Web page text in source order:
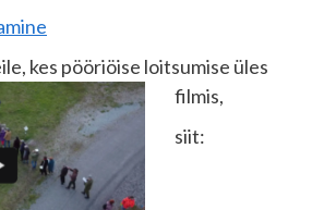
kes pööriöise loitsumise üles
filmis,
siit: